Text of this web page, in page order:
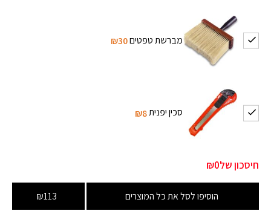
מברשת טפטים₪30
סכין יפנית₪8
חיסכון של₪0
הוסיפו לסל את כל המוצרים ₪113